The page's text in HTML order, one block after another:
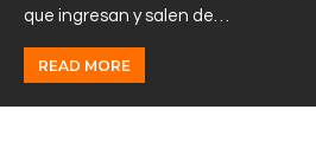
que ingresan y salen de…
READ MORE